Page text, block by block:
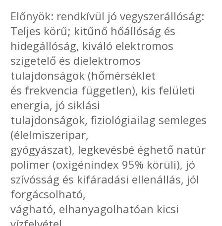
Előnyök: rendkívül jó vegyszerállóság:
Teljes körű; kitűnő hőállóság és
hidegállóság, kiváló elektromos
szigetelő és dielektromos
tulajdonságok (hőmérséklet
és frekvencia független), kis felületi
energia, jó siklási
tulajdonságok, fiziológiailag semleges
(élelmiszeripar,
gyógyászat), legkevésbé éghető natúr
polimer (oxigénindex 95% körüli), jó
szívósság és kifáradási ellenállás, jól
forgácsolható,
vágható, elhanyagolhatóan kicsi